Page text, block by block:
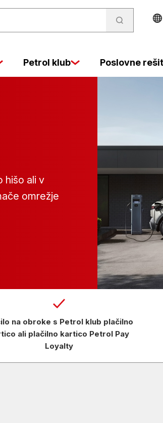
Petrol klub Poslovne
hišo ali v
omrežje
na obroke s Petrol klub plačilno
ali plačilno kartico Petrol Pay
Loyalty